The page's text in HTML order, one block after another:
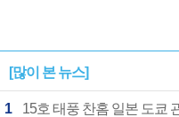
[많이 본 뉴스]
1 15호 태풍 찬홈 일본 도쿄